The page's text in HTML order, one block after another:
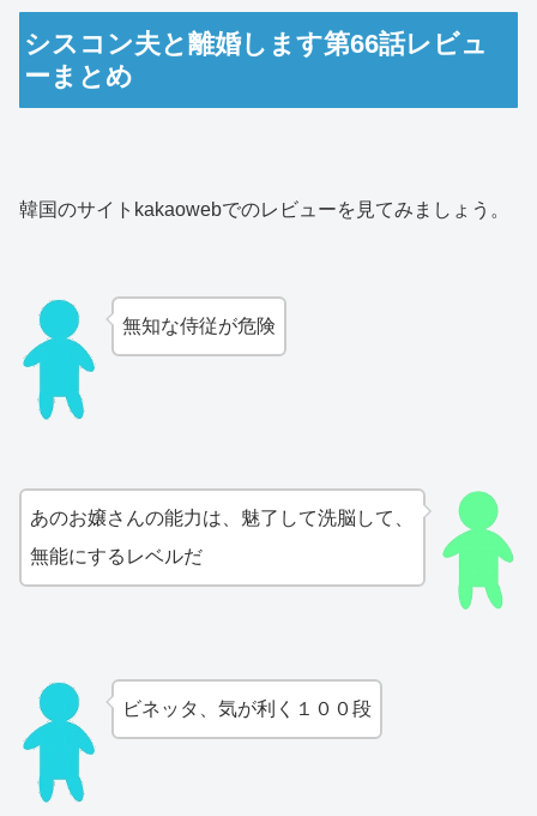
シスコン夫と離婚します第66話レビュ
ーまとめ
韓国のサイトkakaowebでのレビューを見てみましょう。
無知な侍従が危険
あのお嬢さんの能力は、魅了して洗脳して、
無能にするレベルだ
ビネッタ、気が利く１００段